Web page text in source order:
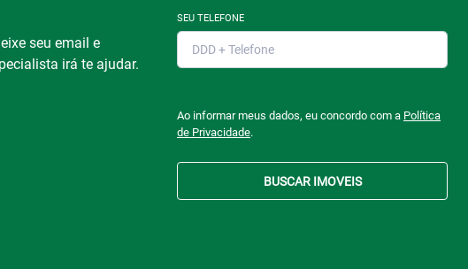
seu email e
irá te ajudar.
SEU TELEFONE
Ao informar meus dados, eu concordo com a Política
de Privacidade.
BUSCAR IMOVEIS